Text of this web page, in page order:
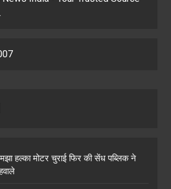
हल्का मोटर चुराई फिर की सेंध पब्लिक ने